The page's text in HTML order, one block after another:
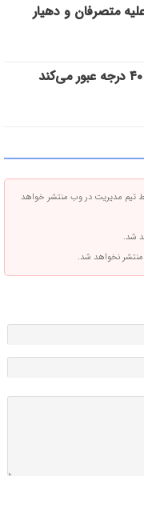
متصرفان و دهیار
تیم مدیریت در وب منتشر خواهد
شد.
منتشر نخواهد شد.